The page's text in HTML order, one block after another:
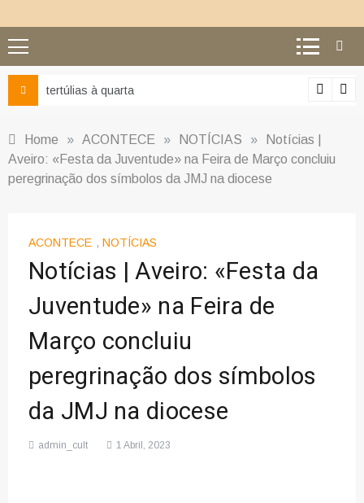
Ciência e religião: como superar o equívoco do conflito
Home » ACONTECE » NOTÍCIAS »
Notícias |
Aveiro: «Festa da Juventude» na Feira de Março concluiu
peregrinação dos símbolos da JMJ na diocese
ACONTECE , NOTÍCIAS
Notícias | Aveiro: «Festa da
Juventude» na Feira de
Março concluiu
peregrinação dos símbolos
da JMJ na diocese
admin_cult 1 Abril, 2023